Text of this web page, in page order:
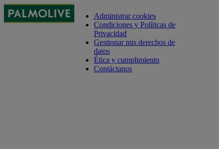
Administrar cookies
Condiciones y Políticas de
Privacidad
Gestionar mis derechos de
datos
Ética y cumplimiento
Contáctanos